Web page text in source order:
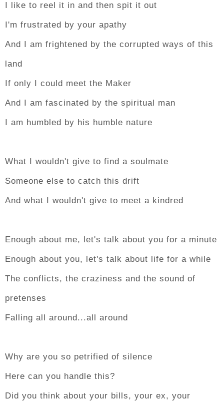
I like to reel it in and then spit it out
I'm frustrated by your apathy
And I am frightened by the corrupted ways of this
land
If only I could meet the Maker
And I am fascinated by the spiritual man
I am humbled by his humble nature
What I wouldn't give to find a soulmate
Someone else to catch this drift
And what I wouldn't give to meet a kindred
Enough about me, let's talk about you for a minute
Enough about you, let's talk about life for a while
The conflicts, the craziness and the sound of
pretenses
Falling all around...all around
Why are you so petrified of silence
Here can you handle this?
Did you think about your bills, your ex, your